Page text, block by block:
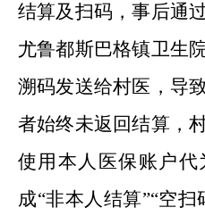
结算及扫码，事后通
尤鲁都斯巴格镇卫生
溯码发送给村医，导
者始终未返回结算，
使用本人医保账户
成“非本人结算”“空